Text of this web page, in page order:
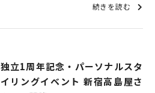
続きを読む
独立1周年記念・パーソナルスタ
イリングイベント 新宿高島屋さ